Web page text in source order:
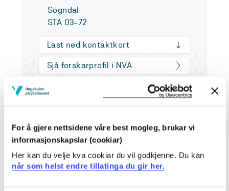
For å gjere nettsidene våre best mogleg, brukar vi
informasjonskapslar (cookiar)
Her kan du velje kva cookiar du vil godkjenne. Du kan
når som helst endre tillatinga du gir her.
Sogndal
STA 03-72
Last ned kontaktkort
Sjå forskarprofil i NVA
Arbeidet på Høgskulen i Sogn og Fjordane (nå
Høgskulen på Vestlandet) siden august 2002. Fikk
opprykk til førstelektor februar 2015.